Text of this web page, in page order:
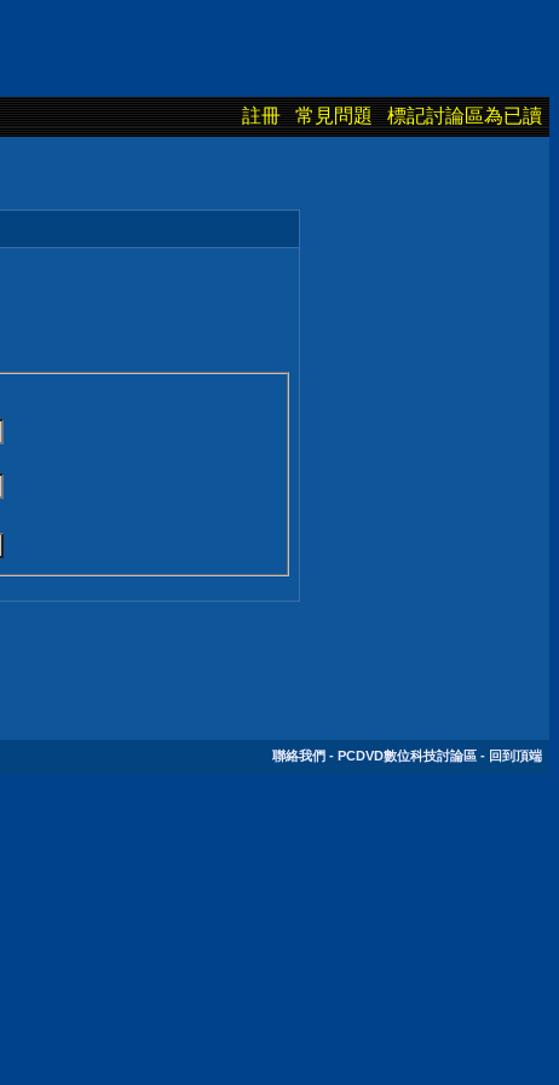
註冊 常見問題 標記討論區為已讀
聯絡我們 - PCDVD數位科技討論區 - 回到頂端